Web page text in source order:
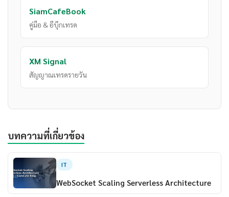
SiamCafeBook
คู่มือ & อีบุ๊กเทรด
XM Signal
สัญญาณเทรดรายวัน
บทความที่เกี่ยวข้อง
IT
WebSocket Scaling Serverless Architecture